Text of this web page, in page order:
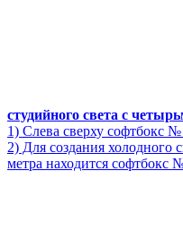
студийного света с
1) Слева сверху софтбокс
2) Для создания холодного
метра находится софтбокс